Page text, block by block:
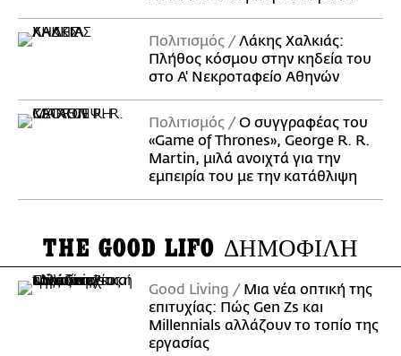
Πολιτισμός
Λάκης Χαλκιάς:
Πλήθος κόσμου στην κηδεία του
στο Α' Νεκροταφείο Αθηνών
Πολιτισμός
Ο συγγραφέας του
«Game of Thrones», George R. R.
Martin, μιλά ανοιχτά για την
εμπειρία του με την κατάθλιψη
THE GOOD LIFO ΔΗΜΟΦΙΛΗ
Good Living
Μια νέα οπτική της
επιτυχίας: Πώς Gen Zs και
Millennials αλλάζουν το τοπίο της
εργασίας